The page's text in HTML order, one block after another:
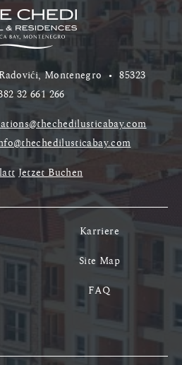
Montenegro •85323
32 661 266
Jetzet Buchen
Karriere
Site Map
FAQ